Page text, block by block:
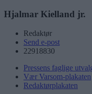
Hjalmar Kielland jr.
Redaktør
Send e-post
22918830
Pressens faglige
Vær Varsom-plakaten
Redaktørplakaten